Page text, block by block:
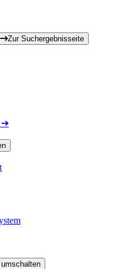
Zur Suchergebnisseite
➔
umschalten